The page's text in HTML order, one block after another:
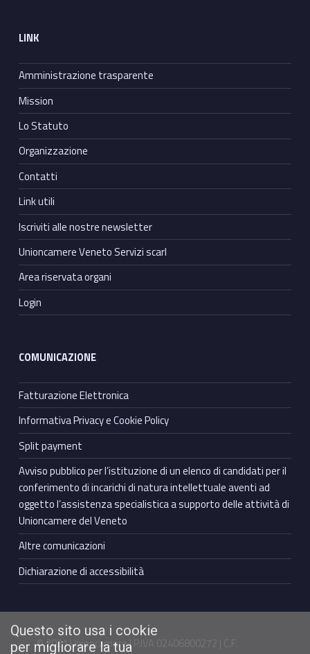
LINK
Amministrazione trasparente
Mission
Lo Statuto
Organizzazione
Contatti
Link utili
Iscriviti alle nostre newsletter
Unioncamere Veneto Servizi scarl
Area riservata organi
Login
COMUNICAZIONE
Fatturazione Elettronica
Informativa Privacy e Cookie Policy
Split payment
Avviso pubblico per l’istituzione di un elenco di candidati per il
conferimento di incarichi di natura intellettuale aventi ad
oggetto l’assistenza specialistica a supporto delle attività di
Unioncamere del Veneto
Altre comunicazioni
Dichiarazione di accessibilità
© 2021 Unioncamere | P.IVA 02406800272 | C.F.
Questo sito usa i cookie
per migliorare la tua